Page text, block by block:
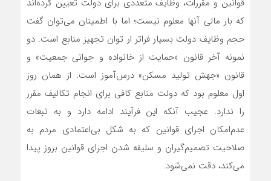
قوانین و مقررات، وظایف متعددی برای دولت تعیین کرده‌اند
که بار مالی آنها معلوم نیست؛ اما با اطمینان می‌توان گفت
حجم وظایف دولت بسیار فراتر ار توان تجهیز منابع است. دو
نمونه آخر قانون «حمایت از خانواده و جوانی جمعیت» و
قانون «جهش تولید مسکن» درس‌آموز است. از همان روز
اول معلوم بود که دولت منابع کافی برای انجام تکالیف مقرر
را ندارد. عجیب آنکه این فرآیند ادامه دارد و به تبعات
عدم‌امکان اجرای قوانین که به شکل بی‌اعتمادی مردم به
صلاحیت تصمیم‌گیران و سلیقه شدن اجرای قوانین بروز پیدا
می‌کند، دقت نمی‌شود.